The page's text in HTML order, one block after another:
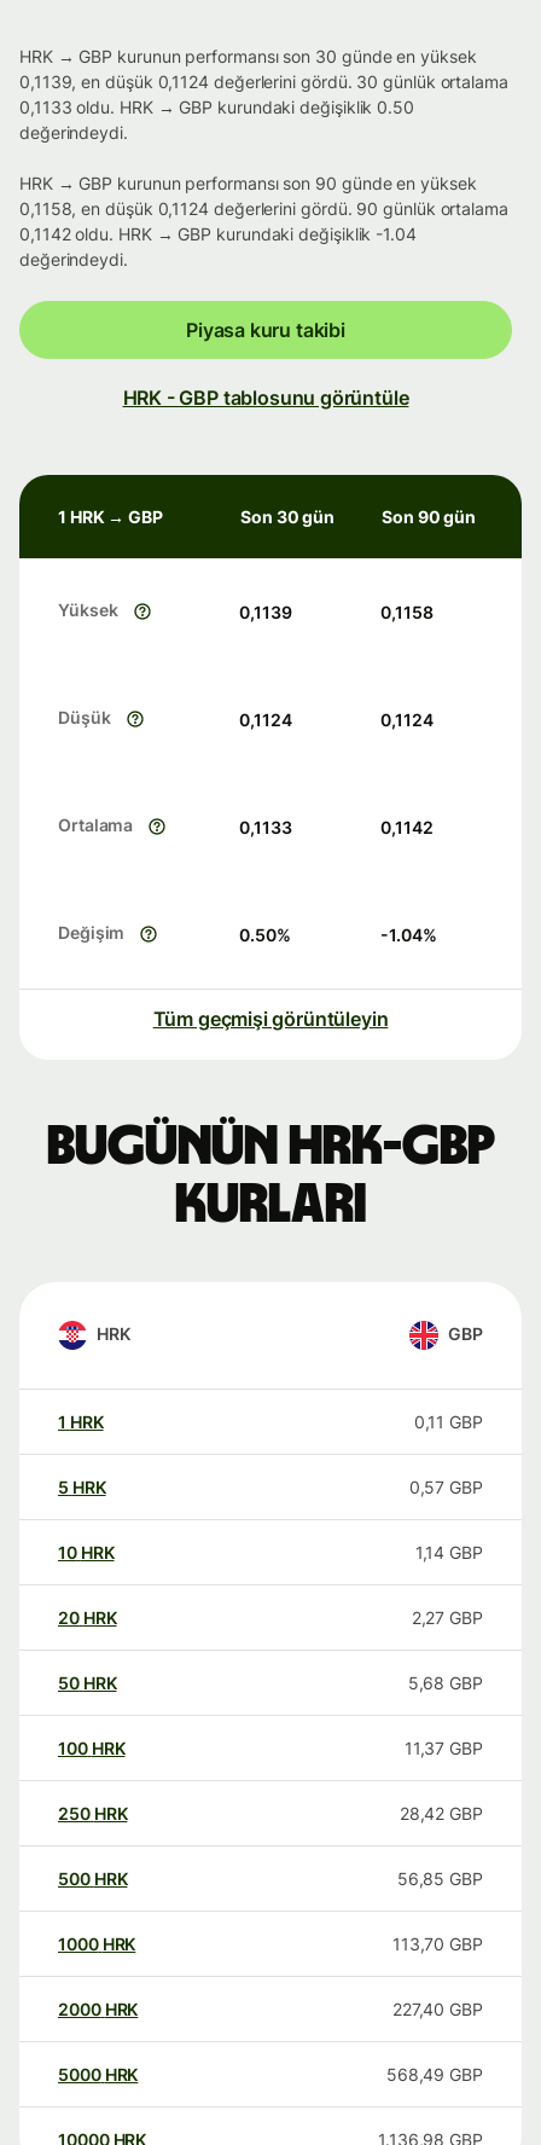
HRK → GBP kurunun performansı son 30 günde en yüksek
0,1139, en düşük 0,1124 değerlerini gördü. 30 günlük ortalama
0,1133 oldu. HRK → GBP kurundaki değişiklik 0.50
değerindeydi.
HRK → GBP kurunun performansı son 90 günde en yüksek
0,1158, en düşük 0,1124 değerlerini gördü. 90 günlük ortalama
0,1142 oldu. HRK → GBP kurundaki değişiklik -1.04
değerindeydi.
Piyasa kuru takibi
HRK - GBP tablosunu görüntüle
1 HRK → GBP Son 30 gün Son 90 gün
Yüksek 0,1139 0,1158
Düşük 0,1124 0,1124
Ortalama 0,1133 0,1142
Değişim 0.50% -1.04%
Tüm geçmişi görüntüleyin
Bugünün HRK-GBP
kurları
HRK GBP
1 HRK 0,11 GBP
5 HRK 0,57 GBP
10 HRK 1,14 GBP
20 HRK 2,27 GBP
50 HRK 5,68 GBP
100 HRK 11,37 GBP
250 HRK 28,42 GBP
500 HRK 56,85 GBP
1000 HRK 113,70 GBP
2000 HRK 227,40 GBP
5000 HRK 568,49 GBP
10000 HRK 1.136,98 GBP